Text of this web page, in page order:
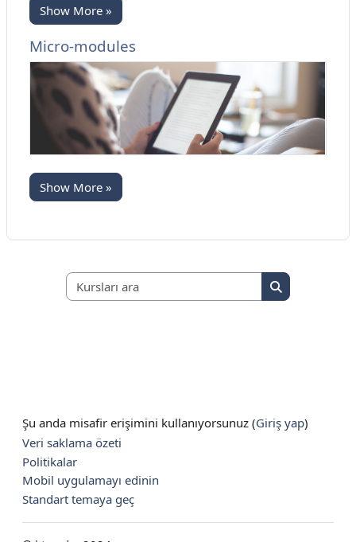
Show More »
Micro-modules
Show More »
Kursları ara
Kursları ara
Şu anda misafir erişimini kullanıyorsunuz (Giriş yap)
Veri saklama özeti
Politikalar
Mobil uygulamayı edinin
Standart temaya geç